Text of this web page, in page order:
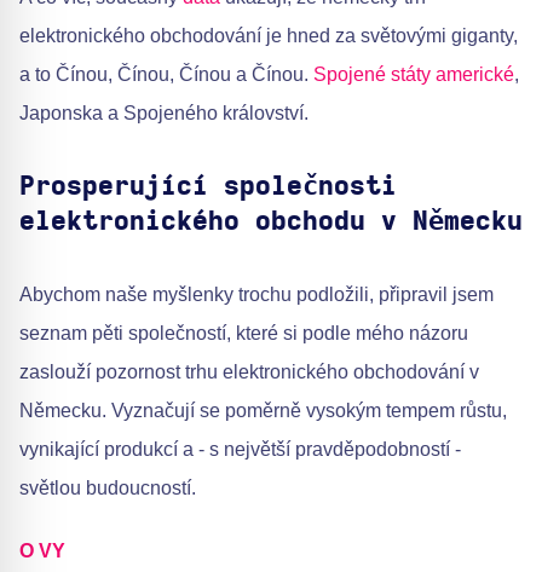
elektronického obchodování je hned za světovými giganty,
a to Čínou, Čínou, Čínou a Čínou. Spojené státy americké,
Japonska a Spojeného království.
Prosperující společnosti
elektronického obchodu v Německu
Abychom naše myšlenky trochu podložili, připravil jsem
seznam pěti společností, které si podle mého názoru
zaslouží pozornost trhu elektronického obchodování v
Německu. Vyznačují se poměrně vysokým tempem růstu,
vynikající produkcí a - s největší pravděpodobností -
světlou budoucností.
O VY